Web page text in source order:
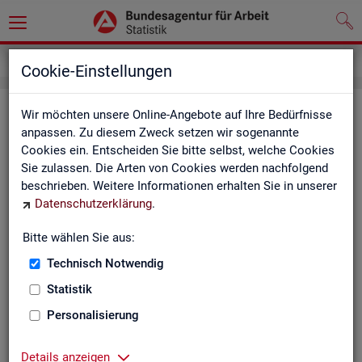
Cookie-Einstellungen
Wir möchten unsere Online-Angebote auf Ihre Bedürfnisse
anpassen. Zu diesem Zweck setzen wir sogenannte
Cookies ein. Entscheiden Sie bitte selbst, welche Cookies
Sie zulassen. Die Arten von Cookies werden nachfolgend
beschrieben. Weitere Informationen erhalten Sie in unserer
Datenschutzerklärung.
Bitte wählen Sie aus:
Technisch Notwendig
Statistik
Personalisierung
Details anzeigen
Im­pres­sum der Sta­tis­tik der Bun­
des­agen­tur für Ar­beit (BA)
In­for­ma­tio­nen über den Her­aus­ge­ber
Im­pres­sum der Bun­des­agen­tur für Ar­beit
Nut­zungs- und Be­zugs­be­din­gun­gen
Co­py­right und Mar­ken­schutz
Die In­hal­te des In­ter­net­auf­tritts der BA sowie die Pro­duk­te
der Sta­tis­tik der BA ste­hen im geis­ti­gen Ei­gen­tum der BA und